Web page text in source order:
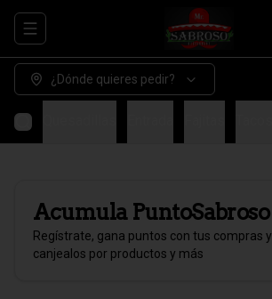
Abrir menu de navegación
¿Dónde quieres pedir?
Acumula PuntoSabroso
Regístrate, gana puntos con tus compras y
canjealos por productos y más